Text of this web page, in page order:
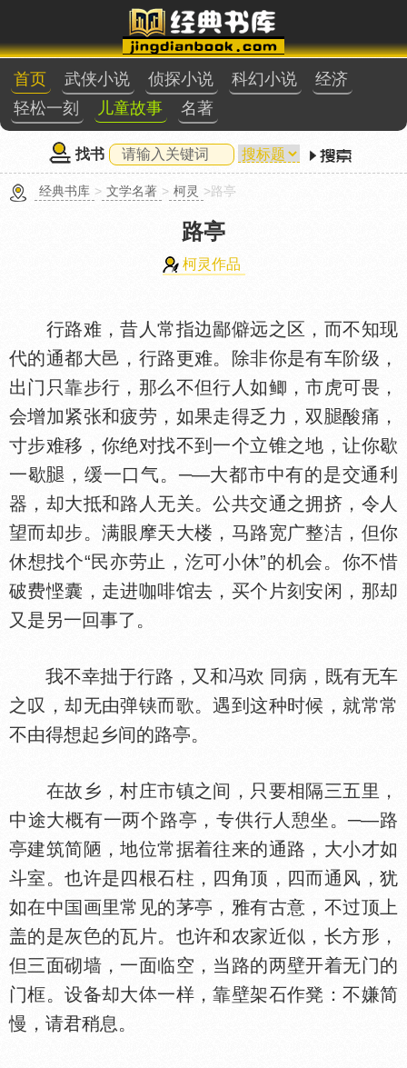
首页 武侠小说 侦探小说 科幻小说
经济
轻松一刻
儿童故事 名著
找书
经典书库 > 文学名著 > 柯灵 >路亭
路亭
柯灵作品
行路难，昔人常指边鄙僻远之区，而不知现
代的通都大邑，行路更难。除非你是有车阶级，
出门只靠步行，那么不但行人如鲫，市虎可畏，
会增加紧张和疲劳，如果走得乏力，双
酸痛，
寸步难移，你绝对找不到一个立锥之地，让你歇
一歇
，缓一口气。─—大都市中有的是交通利
器，却大抵和路人无关。公共交通之拥挤，令人
望而却步。满眼摩天大楼，马路宽广整洁，但你
休想找个“民亦劳止，汔可小休”的机会。你不惜
破费悭囊，走进咖啡馆去，买个片刻安闲，那却
又是另一回事了。
我不幸拙于行路，又和冯欢 同病，既有无车
之叹，却无由弹铗而歌。遇到这种时候，就常常
不由得想起乡间的路亭。
在故乡，村庄市镇之间，只要相隔三五里，
中途大概有一两个路亭，专供行人憩坐。─—路
亭建筑简陋，地位常据着往来的通路，大小才如
斗室。也许是四根石柱，四角顶，四而通风，犹
如在中
画里常见的茅亭，雅有古意，不过顶上
盖的是灰
的瓦片。也许和农家近似，长方形，
但三面砌墙，一面临空，当路的两壁开着无门的
门框。设备却大
一样，靠壁架石作凳：不嫌简
慢，请君稍息。